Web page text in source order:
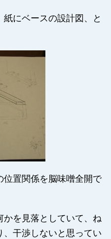
にベースの設計図、と
置関係を脳味噌全開で
を見落としていて、ね
、干渉しないと思ってい